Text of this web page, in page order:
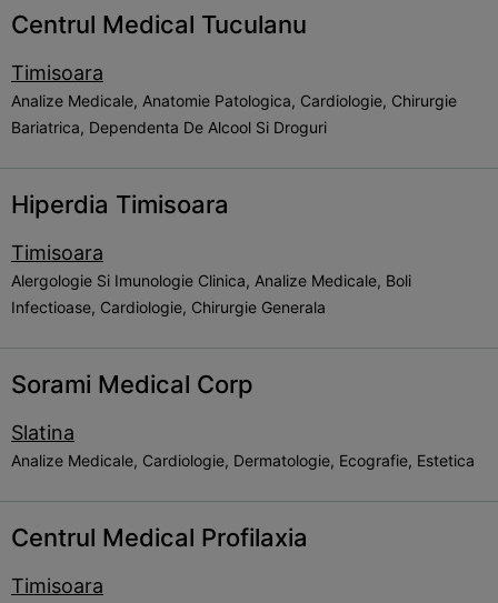
Centrul Medical Tuculanu
Timisoara
Analize Medicale, Anatomie Patologica, Cardiologie, Chirurgie
Bariatrica, Dependenta De Alcool Si Droguri
Hiperdia Timisoara
Timisoara
Alergologie Si Imunologie Clinica, Analize Medicale, Boli
Infectioase, Cardiologie, Chirurgie Generala
Sorami Medical Corp
Slatina
Analize Medicale, Cardiologie, Dermatologie, Ecografie, Estetica
Centrul Medical Profilaxia
Timisoara